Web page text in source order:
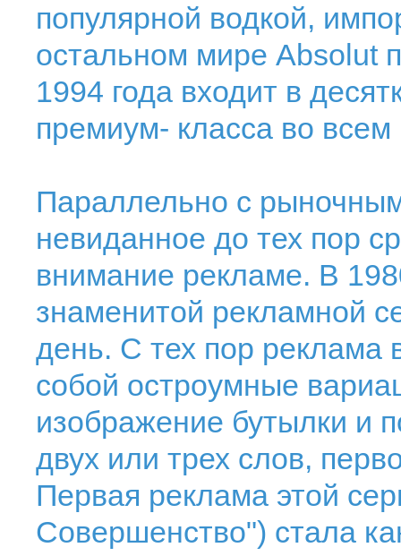
популярной водкой,
остальном мире Absolut
1994 года входит в
премиум- класса во
Параллельно с
невиданное до тех пор
внимание рекламе. В
знаменитой рекламной
день. С тех пор реклама
собой остроумные
изображение бутылки и
двух или трех слов,
Первая реклама этой
Совершенство") стала